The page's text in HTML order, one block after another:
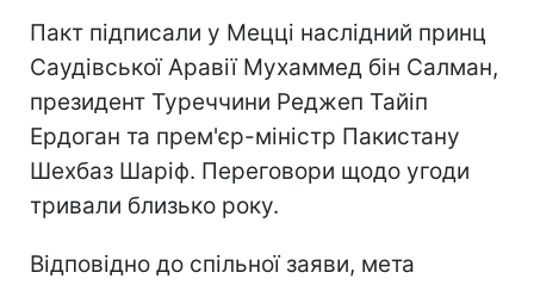
Пакт підписали у Мецці наслідний принц
Саудівської Аравії Мухаммед бін Салман,
президент Туреччини Реджеп Тайіп
Ердоган та прем'єр-міністр Пакистану
Шехбаз Шаріф. Переговори щодо угоди
тривали близько року.
Відповідно до спільної заяви, мета